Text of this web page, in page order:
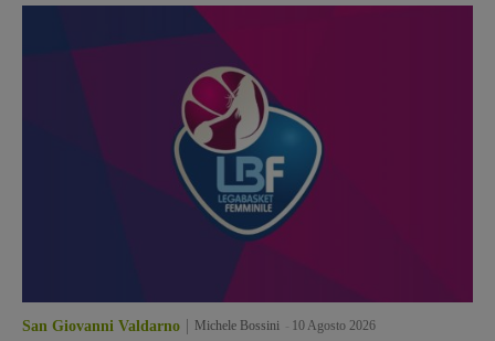
San Giovanni Valdarno Michele Bossini 10 Agosto 2026